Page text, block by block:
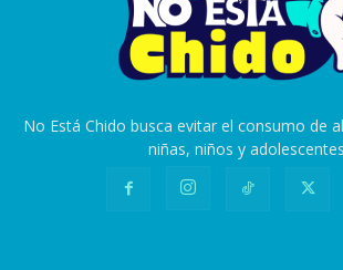
No Está Chido busca evitar el consumo de
niñas, niños y